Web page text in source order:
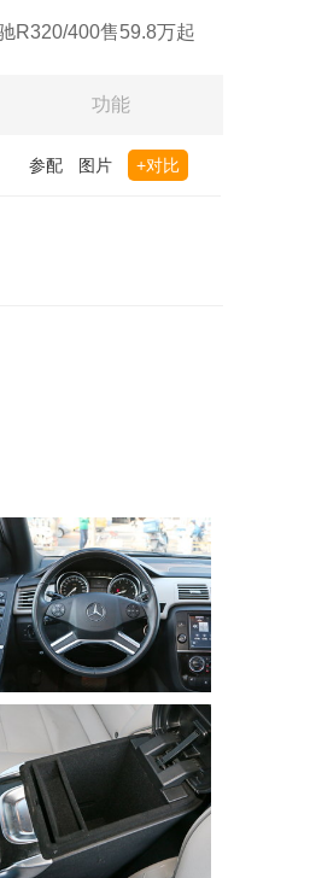
R320/400售59.8万起
功能
参配 图片 +对比